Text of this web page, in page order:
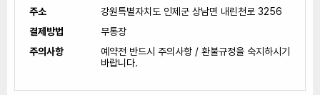
주소
강원특별자치도 인제군 상남면 내린천로 3256
결제방법
무통장
주의사항
예약전 반드시 주의사항 / 환불규정을 숙지하시기
바랍니다.